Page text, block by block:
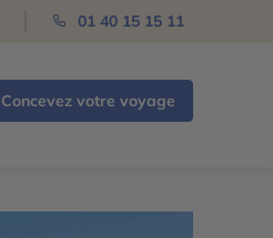
01 40 15 15 11
Concevez votre voyage